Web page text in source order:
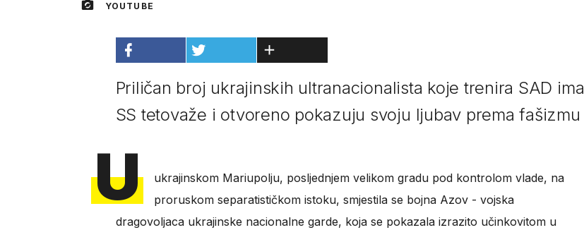
YOUTUBE
Priličan broj ukrajinskih ultranacionalista koje trenira SAD ima
SS tetovaže i otvoreno pokazuju svoju ljubav prema fašizmu
U
ukrajinskom Mariupolju, posljednjem velikom gradu pod kontrolom vlade, na
proruskom separatističkom istoku, smjestila se bojna Azov - vojska
dragovoljaca ukrajinske nacionalne garde, koja se pokazala izrazito učinkovitom u